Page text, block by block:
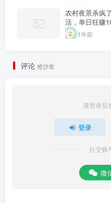
农村夜景杀疯
活，单日狂赚
1年前
评论 抢沙发
请登录后
登录
社交账
微